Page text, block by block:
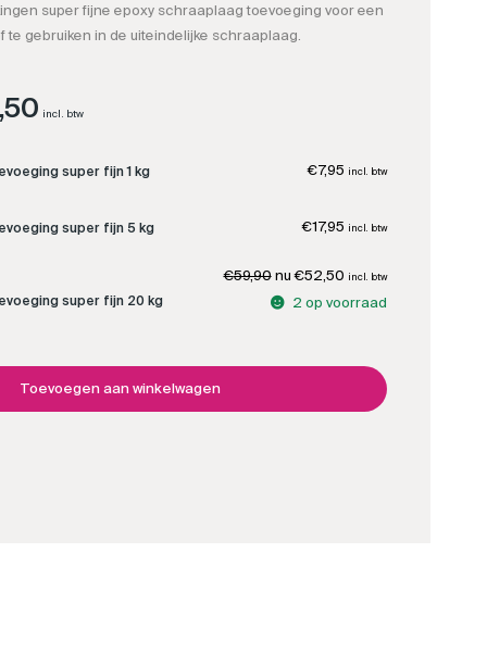
super fijne epoxy schraaplaag toevoeging voor een
te gebruiken in de uiteindelijke schraaplaag.
Prijsklasse:
tot
€52,50
incl. btw
super fijn 1 kg €7,95 incl. btw
super fijn 5 kg €17,95 incl. btw
super fijn 20 kg
€59,90Oorspronkelijke
prijs
€52,50Huidige
prijs
incl. btw
2 op voorraad
Toevoegen aan winkelwagen